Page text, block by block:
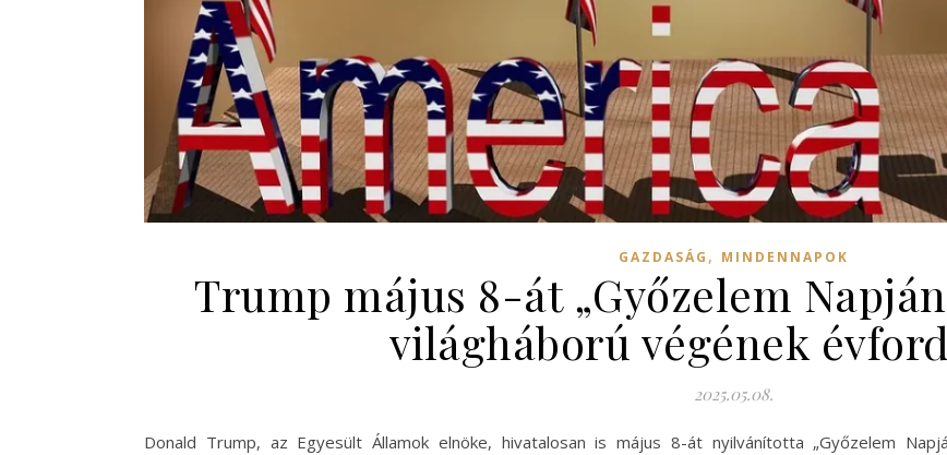
GAZDASÁG , MINDENNAPOK
Trump május 8-át „Győzelem
világháború végének
2025.05.08.
Donald Trump, az Egyesült Államok elnöke, hivatalosan is május 8-át nyilvánította „Győzelem